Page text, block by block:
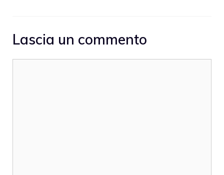
Lascia un commento